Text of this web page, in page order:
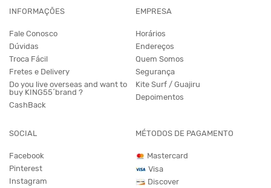
INFORMAÇÕES
Fale Conosco
Dúvidas
Troca Fácil
Fretes e Delivery
Do you live overseas and want to
buy KING55´brand ?
CashBack
EMPRESA
Horários
Endereços
Quem Somos
Segurança
Kite Surf / Guajiru
Depoimentos
SOCIAL
Facebook
Pinterest
Instagram
MÉTODOS DE PAGAMENTO
Mastercard
Visa
Discover